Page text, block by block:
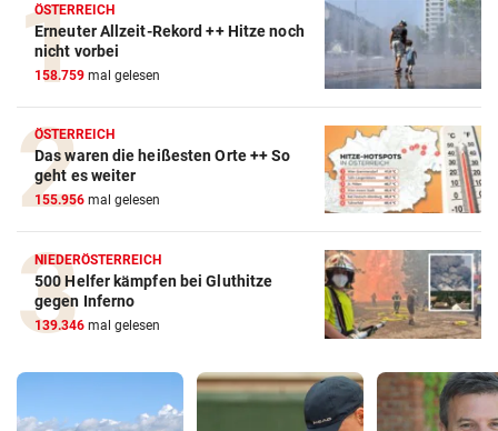
ÖSTERREICH
Erneuter Allzeit-Rekord ++ Hitze noch
nicht vorbei
158.759 mal gelesen
ÖSTERREICH
Das waren die heißesten Orte ++ So
geht es weiter
155.956 mal gelesen
NIEDERÖSTERREICH
500 Helfer kämpfen bei Gluthitze
gegen Inferno
139.346 mal gelesen